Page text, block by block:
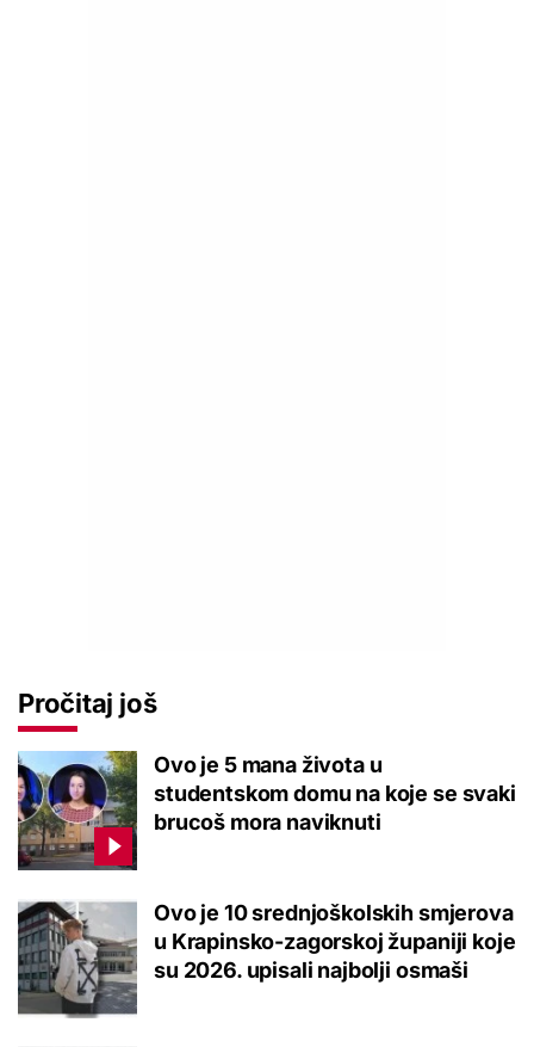
Pročitaj još
Ovo je 5 mana života u
studentskom domu na koje se svaki
brucoš mora naviknuti
Ovo je 10 srednjoškolskih smjerova
u Krapinsko-zagorskoj županiji koje
su 2026. upisali najbolji osmaši